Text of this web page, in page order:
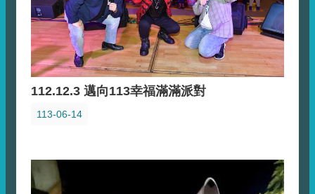
112.12.3 邁向113幸福滿滿派對
113-06-14